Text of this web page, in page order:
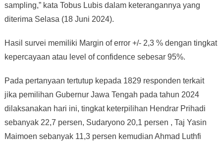
sampling,” kata Tobus Lubis dalam keterangannya yang
diterima Selasa (18 Juni 2024).
Hasil survei memiliki Margin of error +/- 2,3 % dengan tingkat
kepercayaan atau level of confidence sebesar 95%.
Pada pertanyaan tertutup kepada 1829 responden terkait
jika pemilihan Gubernur Jawa Tengah pada tahun 2024
dilaksanakan hari ini, tingkat keterpilihan Hendrar Prihadi
sebanyak 22,7 persen, Sudaryono 20,1 persen , Taj Yasin
Maimoen sebanyak 11,3 persen kemudian Ahmad Luthfi